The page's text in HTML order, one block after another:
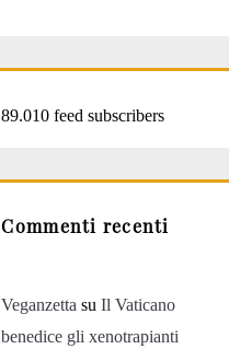
89.010 feed subscribers
Commenti recenti
Veganzetta suIl Vaticano
benedice gli xenotrapianti